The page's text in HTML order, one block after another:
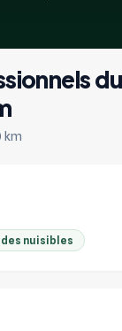
km
nuisibles